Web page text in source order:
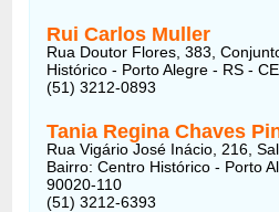
Rui Carlos Muller
Rua Doutor Flores, 383,
Histórico - Porto Alegre - RS -
(51) 3212-0893
Tania Regina Chaves
Rua Vigário José Inácio, 216,
Bairro: Centro Histórico - Porto
90020-110
(51) 3212-6393